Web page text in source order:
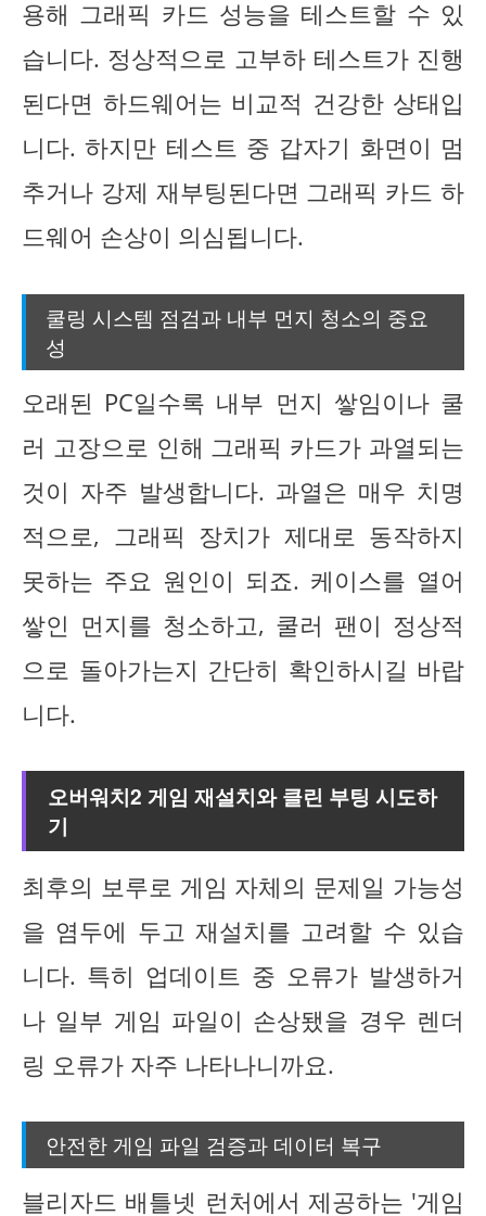
용해 그래픽 카드 성능을 테스트할 수 있
습니다. 정상적으로 고부하 테스트가 진행
된다면 하드웨어는 비교적 건강한 상태입
니다. 하지만 테스트 중 갑자기 화면이 멈
추거나 강제 재부팅된다면 그래픽 카드 하
드웨어 손상이 의심됩니다.
쿨링 시스템 점검과 내부 먼지 청소의 중요
성
오래된 PC일수록 내부 먼지 쌓임이나 쿨
러 고장으로 인해 그래픽 카드가 과열되는
것이 자주 발생합니다. 과열은 매우 치명
적으로, 그래픽 장치가 제대로 동작하지
못하는 주요 원인이 되죠. 케이스를 열어
쌓인 먼지를 청소하고, 쿨러 팬이 정상적
으로 돌아가는지 간단히 확인하시길 바랍
니다.
오버워치2 게임 재설치와 클린 부팅 시도하
기
최후의 보루로 게임 자체의 문제일 가능성
을 염두에 두고 재설치를 고려할 수 있습
니다. 특히 업데이트 중 오류가 발생하거
나 일부 게임 파일이 손상됐을 경우 렌더
링 오류가 자주 나타나니까요.
안전한 게임 파일 검증과 데이터 복구
블리자드 배틀넷 런처에서 제공하는 '게임